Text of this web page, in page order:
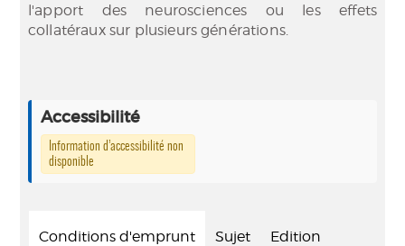
l'apport des neurosciences ou les effets
collatéraux sur plusieurs générations.
Accessibilité
Information d’accessibilité non
disponible
Conditions d'emprunt Sujet Edition